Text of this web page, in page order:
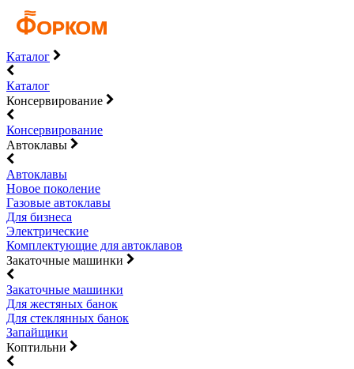
Каталог
Каталог
Консервирование
Консервирование
Автоклавы
Автоклавы
Новое поколение
Газовые автоклавы
Для бизнеса
Электрические
Комплектующие для автоклавов
Закаточные машинки
Закаточные машинки
Для жестяных банок
Для стеклянных банок
Запайщики
Коптильни